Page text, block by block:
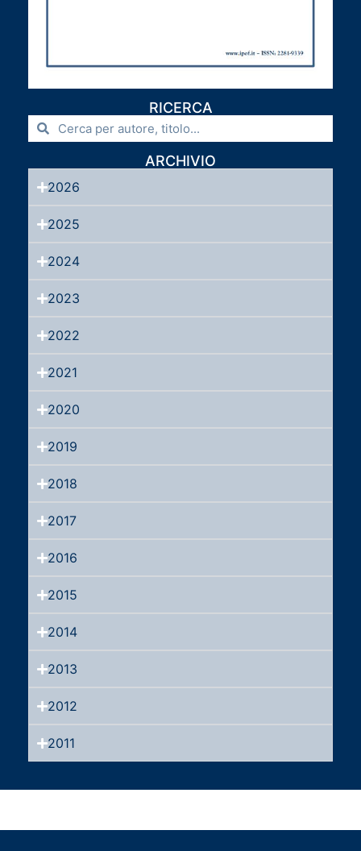
RICERCA
ARCHIVIO
2026
2025
2024
2023
2022
2021
2020
2019
2018
2017
2016
2015
2014
2013
2012
2011